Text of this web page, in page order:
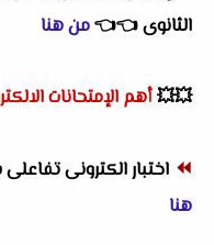
الثانوى👈
👈من هنا
💥💥 أهم الإمتحانات
⏪ اختبار الكترونى تفاعلى
هنا